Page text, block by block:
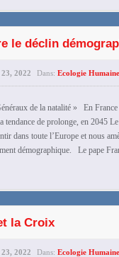
le déclin
2022 Dans: Ecologie Humaine
de la natalité » En
tendance de prolonge, en 2045
dans toute l’Europe et nous
démographique. Le pape
la Croix
2022 Dans: Ecologie Humaine